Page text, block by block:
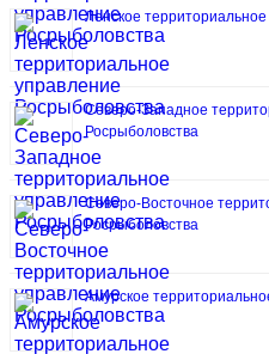
Ленское
Северо-Западное
Росрыболовства
Северо-Восточное
Росрыболовства
Амурское